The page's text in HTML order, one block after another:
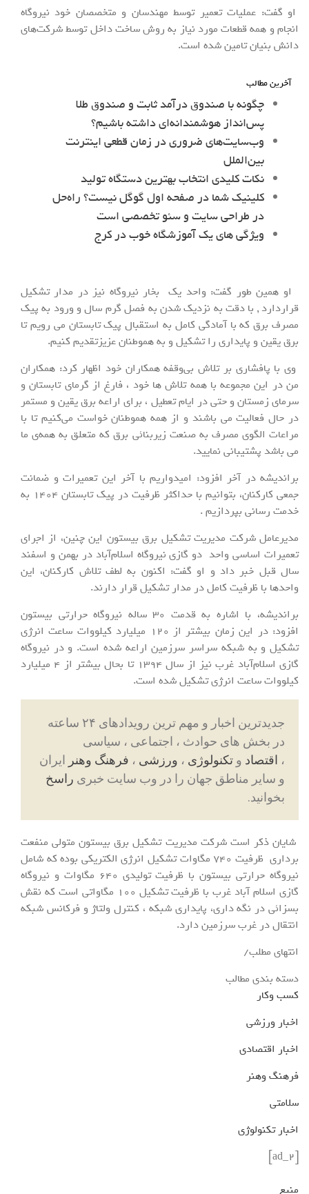
او گفت: عملیات تعمیر توسط مهندسان و متخصصان خود نیروگاه
انجام و همه قطعات مورد نیاز به روش ساخت داخل توسط شرکت‌های
دانش بنیان تامین شده است.
آخرین مطالب
چگونه با صندوق درآمد ثابت و صندوق طلا
پس‌انداز هوشمندانه‌ای داشته باشیم؟
وب‌سایت‌های ضروری در زمان قطعی اینترنت
بین‌الملل
نکات کلیدی انتخاب بهترین دستگاه تولید
کلینیک شما در صفحه اول گوگل نیست؟ راه‌حل
در طراحی سایت و سئو تخصصی است
ویژگی های یک آموزشگاه خوب در کرج
او همین طور گفت: واحد یک بخار نیروگاه نیز در مدار تشکیل
قراردارد , با دقت به نزدیک شدن به فصل گرم سال و ورود به پیک
مصرف برق که با آمادگی کامل به استقبال پیک تابستان می رویم تا
برق یقین و پایداری را تشکیل و به هموطنان عزیزتقدیم کنیم.
وی با پافشاری بر تلاش بی‌وقفه همکاران خود اظهار کرد: همکاران
من در این مجموعه با همه تلاش ها خود ، فارغ از گرمای تابستان و
سرمای زمستان و حتی در ایام تعطیل ، برای اراعه برق یقین و مستمر
در حال فعالیت می باشند و از همه هموطنان خواست می‌کنیم تا با
مراعات الگوی مصرف به صنعت زیربنائی برق که متعلق به همه‌ی ما
می باشد پشتیبانی نمایید.
براندیشه در آخر افزود: امیدواریم با آخر این تعمیرات و ضمانت
جمعی کارکنان، بتوانیم با حداکثر ظرفیت در پیک تابستان 1404 به
خدمت رسانی بپردازیم .
مدیرعامل شرکت مدیریت تشکیل برق بیستون این چنین، از اجرای
تعمیرات اساسی واحد دو گازی نیروگاه اسلام‌آباد در بهمن و اسفند
سال قبل خبر داد و او گفت: اکنون به لطف تلاش کارکنان، این
واحدها با ظرفیت کامل در مدار تشکیل قرار دارند.
براندیشه، با اشاره به قدمت 30 ساله نیروگاه حرارتی بیستون
افزود: در این زمان بیشتر از 120 میلیارد کیلووات ساعت انرژی
تشکیل و به شبکه سراسر سرزمین اراعه شده است. و در نیروگاه
گازی اسلام‌آباد غرب نیز از سال 1394 تا بحال بیشتر از 4 میلیارد
کیلووات ساعت انرژی تشکیل شده است.
جدیدترین اخبار و مهم ترین رویدادهای ۲۴ ساعته
در بخش های حوادث ، اجتماعی ، سیاسی
، اقتصاد و تکنولوژی ، ورزشی ، فرهنگ وهنر ایران
و سایر مناطق جهان را در وب سایت خبری راسخ
بخوانید.
شایان ذکر است شرکت مدیریت تشکیل برق بیستون متولی منفعت
برداری ظرفیت 740 مگاوات تشکیل انرژی الکتریکی بوده که شامل
نیروگاه حرارتی بیستون با ظرفیت تولیدی 640 مگاوات و نیروگاه
گازی اسلام آباد غرب با ظرفیت تشکیل 100 مگاواتی است که نقش
بسزائی در نگه داری، پایداری شبکه ، کنترل ولتاژ و فرکانس شبکه
انتقال در غرب سرزمین دارد.
انتهای مطلب/
دسته بندی مطالب
کسب وکار
اخبار ورزشی
اخبار اقتصادی
فرهنگ وهنر
سلامتی
اخبار تکنولوژی
[ad_2]
منبع